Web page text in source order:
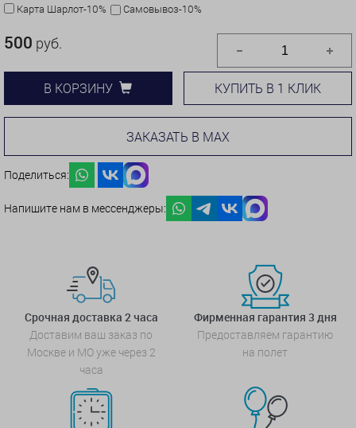
Карта Шарлот-10% Самовывоз-10%
500 руб.
В КОРЗИНУ КУПИТЬ В 1 КЛИК
ЗАКАЗАТЬ В MAX
Поделиться:
Напишите нам в мессенджеры:
Срочная доставка 2 часа
Доставим ваш заказ по
Москве и МО уже через 2
часа
Фирменная гарантия 3 дня
Предоставляем гарантию
на полет